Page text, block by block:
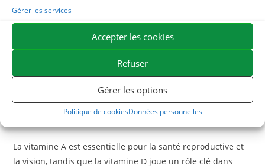
Gérer les services
Accepter les cookies
Refuser
Gérer les options
Politique de cookiesDonnées personnelles
Calcium et Phosphore
Ces deux minéraux sont vitaux pour la santé osseuse de la
jument et le développement du poulain. Une alimentation
riche en calcium et phosphore est cruciale pendant la
La vitamine A est essentielle pour la santé reproductive et
la vision, tandis que la vitamine D joue un rôle clé dans